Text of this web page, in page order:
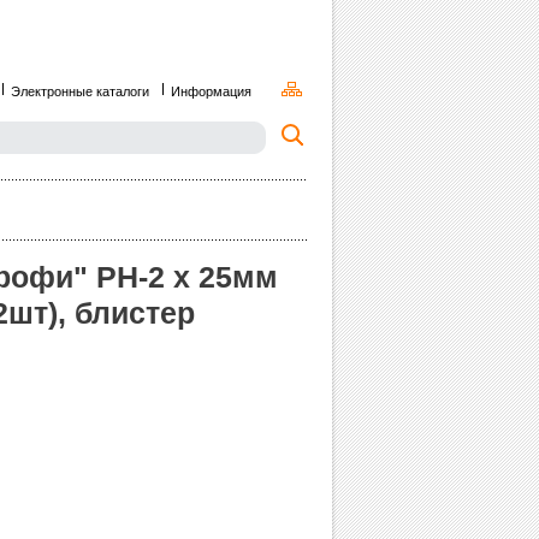
Электронные каталоги Информация
PH-2 х 25мм
блистер